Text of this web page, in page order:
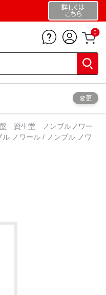
詳しくは
こちら
0
変更
資生堂 ノンブルノワー
ノワール / ノンブル ノワ